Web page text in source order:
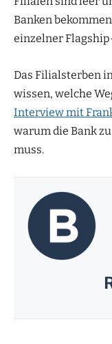
Banken
einzelner
Das Filialsterben
wissen, welche
Interview mit
warum die Bank
muss.